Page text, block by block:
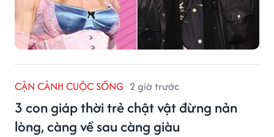
CẬN CẢNH CUỘC SỐNG 2 giờ trước
3 con giáp thời trẻ chật vật đừng nản
lòng, càng về sau càng giàu